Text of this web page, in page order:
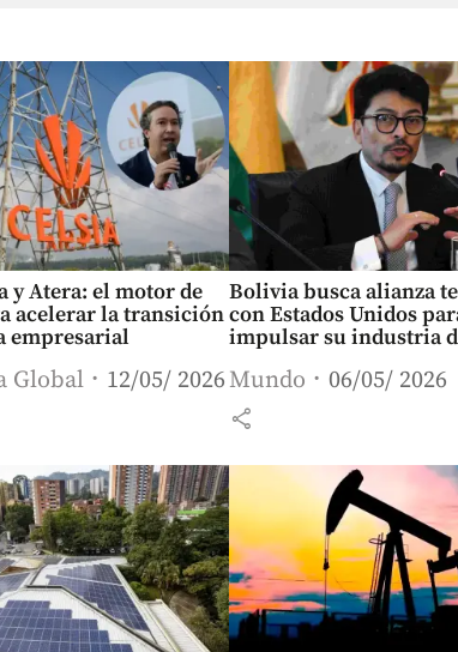
y Atera: el motor de
acelerar la transición
empresarial
Global 12/05/ 2026
Bolivia busca alianza
con Estados Unidos
impulsar su industria
Mundo 06/05/ 2026
share